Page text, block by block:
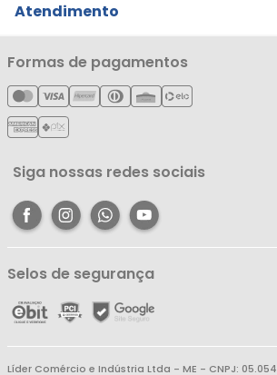
Notícias
Cartão Líderzan
Trocas e Devoluções
Política de Privacidade
Política de Entrega
Política de Reembolso
Atendimento
Minha Conta
Meus Pedidos
Meus Favoritos
Central de Atendimento
Formas de pagamentos
Siga nossas redes sociais
Selos de segurança
Líder Comércio e Indústria Ltda - ME - CNPJ: